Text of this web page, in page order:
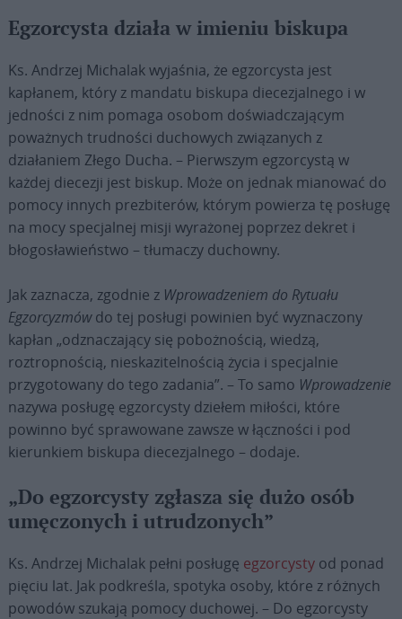
Egzorcysta działa w imieniu biskupa
Ks. Andrzej Michalak wyjaśnia, że egzorcysta jest
kapłanem, który z mandatu biskupa diecezjalnego i w
jedności z nim pomaga osobom doświadczającym
poważnych trudności duchowych związanych z
działaniem Złego Ducha. – Pierwszym egzorcystą w
każdej diecezji jest biskup. Może on jednak mianować do
pomocy innych prezbiterów, którym powierza tę posługę
na mocy specjalnej misji wyrażonej poprzez dekret i
błogosławieństwo – tłumaczy duchowny.
Jak zaznacza, zgodnie z Wprowadzeniem do Rytuału
Egzorcyzmówdo tej posługi powinien być wyznaczony
kapłan „odznaczający się pobożnością, wiedzą,
roztropnością, nieskazitelnością życia i specjalnie
przygotowany do tego zadania”. – To samo Wprowadzenie
nazywa posługę egzorcysty dziełem miłości, które
powinno być sprawowane zawsze w łączności i pod
kierunkiem biskupa diecezjalnego – dodaje.
„Do egzorcysty zgłasza się dużo osób
umęczonych i utrudzonych”
Ks. Andrzej Michalak pełni posługę egzorcystyod ponad
pięciu lat. Jak podkreśla, spotyka osoby, które z różnych
powodów szukają pomocy duchowej. – Do egzorcysty